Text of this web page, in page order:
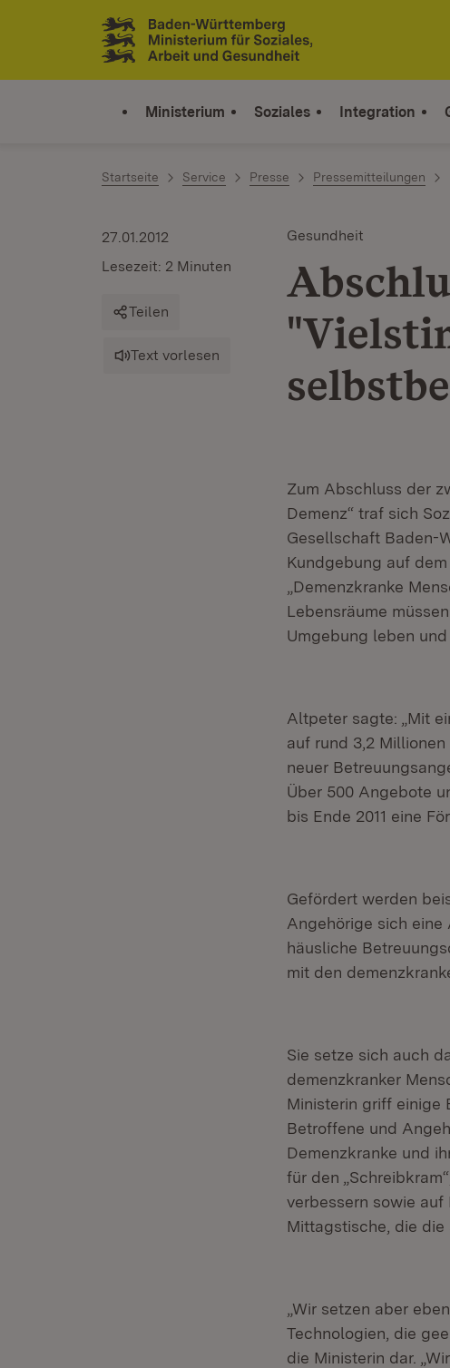
Zum Inhalt springen
Link zur Startseite
Ministerium Soziales Integration
Startseite Service Presse Pressemitteilungen
Gesundheit
27.01.2012
Lesezeit: 2 Minuten
Teilen
Text vorlesen
Zum Abschluss der
Demenz“ traf sich
Gesellschaft Baden-
Kundgebung auf
„Demenzkranke
Lebensräume
Umgebung leben
Altpeter sagte: „Mit
auf rund 3,2
neuer
Über 500 Angebote
bis Ende 2011 eine
Gefördert werden
Angehörige sich eine
häusliche
mit den
Sie setze sich auch
demenzkranker
Ministerin griff einige
Betroffene und
Demenzkranke und
für den
verbessern sowie auf
Mittagstische, die die
„Wir setzen aber
Technologien, die
die Ministerin dar.